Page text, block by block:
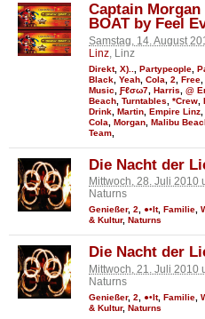
Captain Morgan
BOAT by Feel
Samstag, 14. August
Linz, Linz
Direkt, X).. Partypeople
Black Yeah Cola 2 Free
Music
Ƒℓσω7 Harris @
Beach Turntables *Crew
Drink Martin Empire Linz
Cola
Morgan Malibu
Team
Die Nacht der
Mittwoch, 28. Juli 2010
Naturns
Genießer, 2 ●•It, Familie
& Kultur, Naturns
Die Nacht der
Mittwoch, 21. Juli 2010
Naturns
Genießer, 2 ●•It, Familie
& Kultur, Naturns